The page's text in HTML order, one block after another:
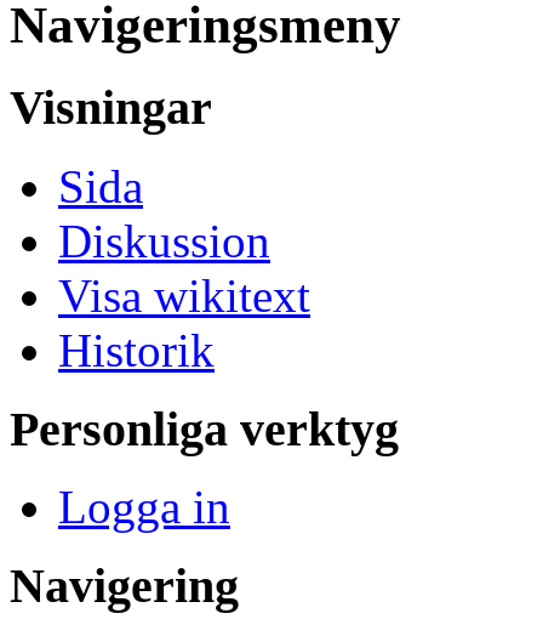
Navigeringsmeny
Visningar
Sida
Diskussion
Visa wikitext
Historik
Personliga verktyg
Logga in
Navigering